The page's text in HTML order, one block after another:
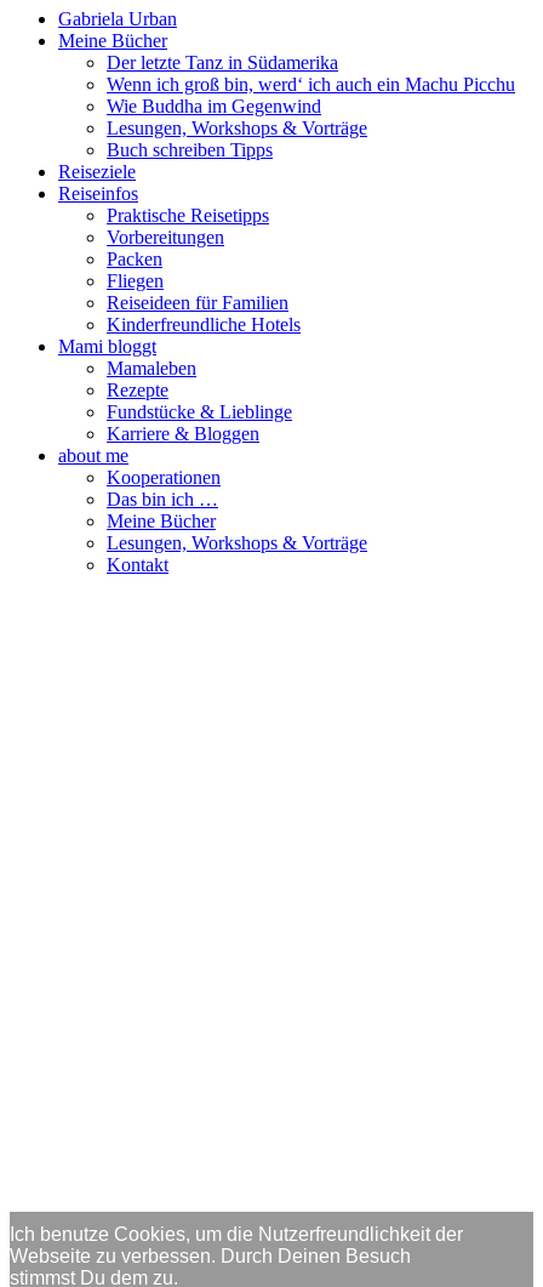
Gabriela Urban
Meine Bücher
Der letzte Tanz in Südamerika
Wenn ich groß bin, werd‘ ich auch ein Machu Picchu
Wie Buddha im Gegenwind
Lesungen, Workshops & Vorträge
Buch schreiben Tipps
Reiseziele
Reiseinfos
Praktische Reisetipps
Vorbereitungen
Packen
Fliegen
Reiseideen für Familien
Kinderfreundliche Hotels
Mami bloggt
Mamaleben
Rezepte
Fundstücke & Lieblinge
Karriere & Bloggen
about me
Kooperationen
Das bin ich …
Meine Bücher
Lesungen, Workshops & Vorträge
Kontakt
Ich benutze Cookies, um die Nutzerfreundlichkeit der
Webseite zu verbessen. Durch Deinen Besuch
stimmst Du dem zu.